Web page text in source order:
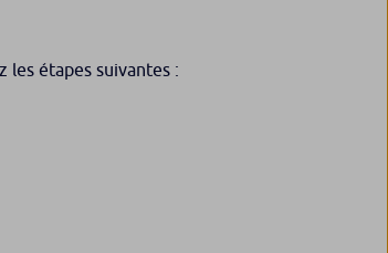
les étapes suivantes :